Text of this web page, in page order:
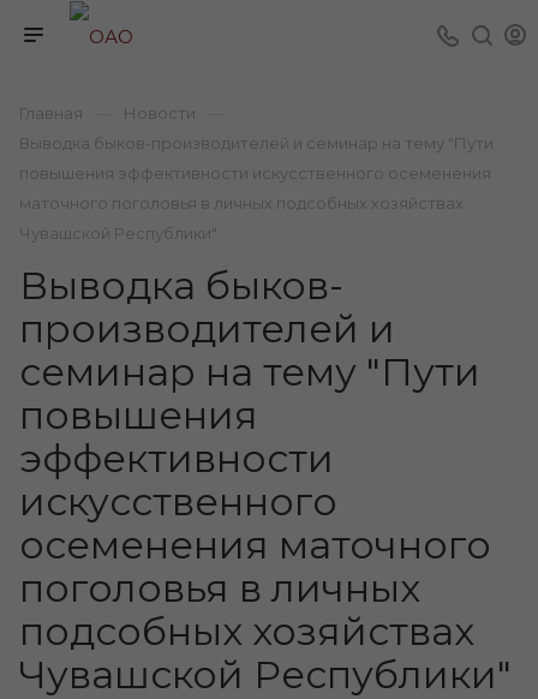
Главная Новости
Выводка быков-производителей и семинар на тему "Пути
повышения эффективности искусственного осеменения
маточного поголовья в личных подсобных хозяйствах
Чувашской Республики"
Выводка быков-
производителей и
семинар на тему "Пути
повышения
эффективности
искусственного
осеменения маточного
поголовья в личных
подсобных хозяйствах
Чувашской Республики"